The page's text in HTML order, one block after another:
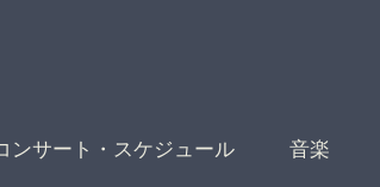
ンサート・スケジュール 音楽